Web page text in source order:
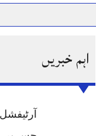
پر قربان
پریس کانفرنس
اہم خبریں